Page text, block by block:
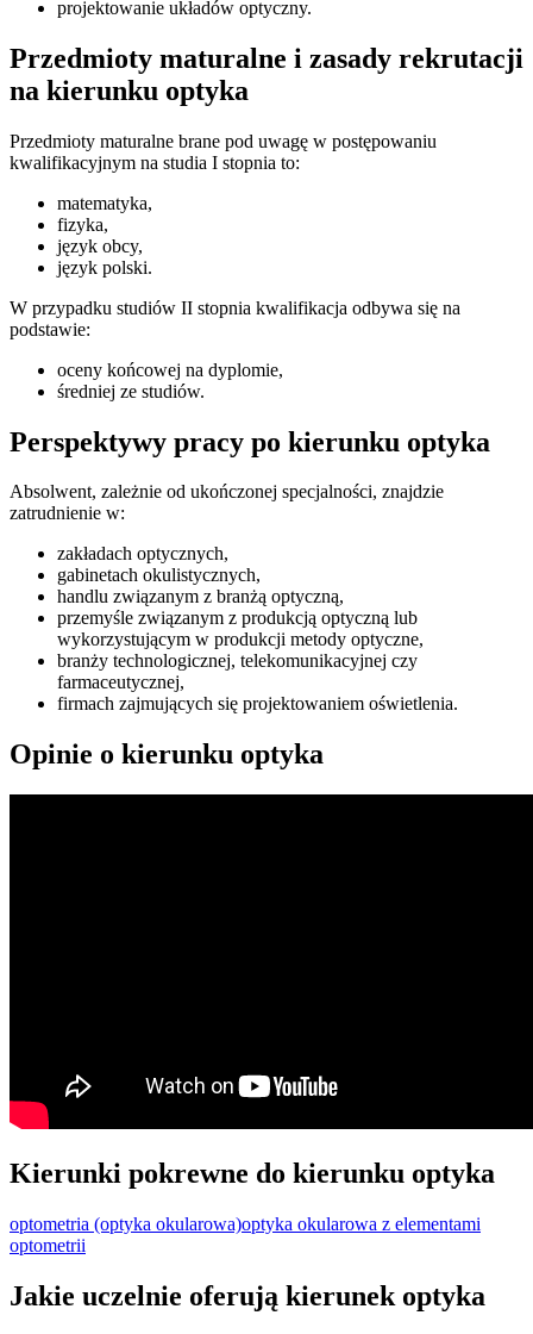
projektowanie układów optyczny.
Przedmioty maturalne i zasady rekrutacji
na kierunku optyka
Przedmioty maturalne brane pod uwagę w postępowaniu
kwalifikacyjnym na studia I stopnia to:
matematyka,
fizyka,
język obcy,
język polski.
W przypadku studiów II stopnia kwalifikacja odbywa się na
podstawie:
oceny końcowej na dyplomie,
średniej ze studiów.
Perspektywy pracy po kierunku optyka
Absolwent, zależnie od ukończonej specjalności, znajdzie
zatrudnienie w:
zakładach optycznych,
gabinetach okulistycznych,
handlu związanym z branżą optyczną,
przemyśle związanym z produkcją optyczną lub
wykorzystującym w produkcji metody optyczne,
branży technologicznej, telekomunikacyjnej czy
farmaceutycznej,
firmach zajmujących się projektowaniem oświetlenia.
Opinie o kierunku optyka
Kierunki pokrewne do kierunku optyka
optometria (optyka okularowa)optyka okularowa z elementami
optometrii
Jakie uczelnie oferują kierunek optyka